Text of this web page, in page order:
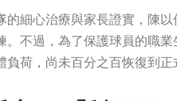
的細心治療與家長證實，陳
。不過，為了保護球員的職
荷，尚未百分之百恢復到正